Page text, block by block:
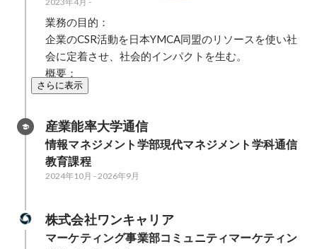
業務の目的：
企業のCSR活動を日本YMCA同盟のリソースを使い社
会に定着させ、社会的インパクトを生む。
概要：
さらに表示
産業能率大学通信
情報マネジメント学部現代マネジメント学科通信
教育課程
2024年10月 -2026年9月
株式会社ワンキャリア
マーケティング事業部コミュニティマーケティン